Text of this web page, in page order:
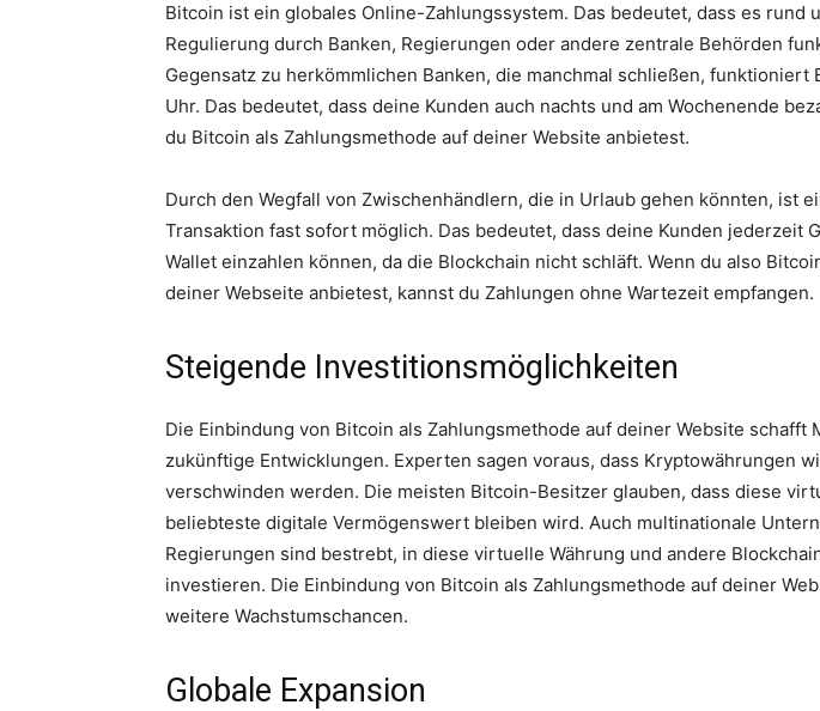
Bitcoin ist ein globales Online-Zahlungssystem. Das bedeutet, dass es rund
Regulierung durch Banken, Regierungen oder andere zentrale Behörden
Gegensatz zu herkömmlichen Banken, die manchmal schließen, funktioniert
Uhr. Das bedeutet, dass deine Kunden auch nachts und am Wochenende
du Bitcoin als Zahlungsmethode auf deiner Website anbietest.
Durch den Wegfall von Zwischenhändlern, die in Urlaub gehen könnten, ist
Transaktion fast sofort möglich. Das bedeutet, dass deine Kunden jederzeit
Wallet einzahlen können, da die Blockchain nicht schläft. Wenn du also
deiner Webseite anbietest, kannst du Zahlungen ohne Wartezeit empfangen.
Steigende Investitionsmöglichkeiten
Die Einbindung von Bitcoin als Zahlungsmethode auf deiner Website schafft
zukünftige Entwicklungen. Experten sagen voraus, dass Kryptowährungen
verschwinden werden. Die meisten Bitcoin-Besitzer glauben, dass diese
beliebteste digitale Vermögenswert bleiben wird. Auch multinationale
Regierungen sind bestrebt, in diese virtuelle Währung und andere
investieren. Die Einbindung von Bitcoin als Zahlungsmethode auf deiner
weitere Wachstumschancen.
Globale Expansion